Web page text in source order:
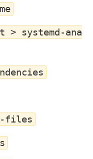
> systemd-ana
files